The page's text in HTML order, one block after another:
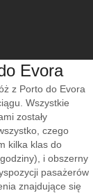
Evora
z Porto do Evora
Wszystkie
zostały
czego
kilka klas do
i obszerny
pasażerów
znajdujące się